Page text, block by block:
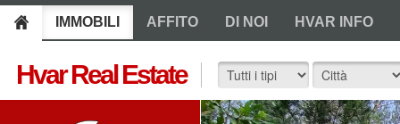
IMMOBILI AFFITO DI NOI HVAR INFO
Hvar Real Estate